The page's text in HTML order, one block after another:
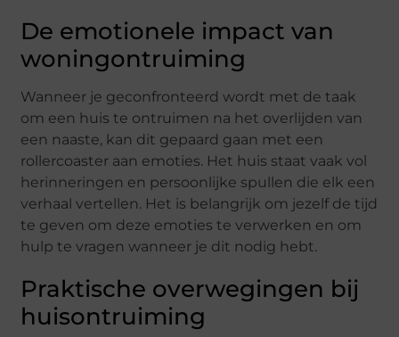
De emotionele impact van
woningontruiming
Wanneer je geconfronteerd wordt met de taak
om een huis te ontruimen na het overlijden van
een naaste, kan dit gepaard gaan met een
rollercoaster aan emoties. Het huis staat vaak vol
herinneringen en persoonlijke spullen die elk een
verhaal vertellen. Het is belangrijk om jezelf de tijd
te geven om deze emoties te verwerken en om
hulp te vragen wanneer je dit nodig hebt.
Praktische overwegingen bij
huisontruiming